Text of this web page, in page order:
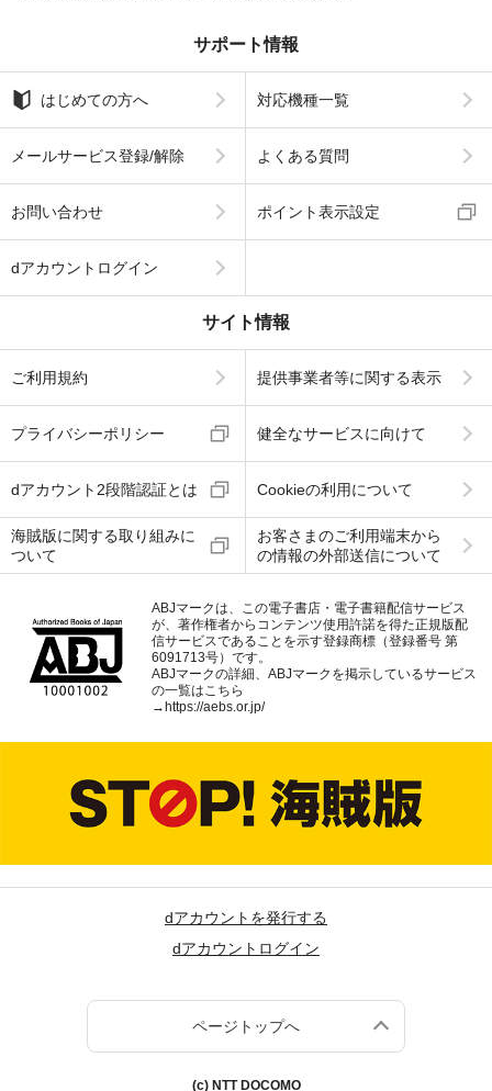
サポート情報
はじめての方へ 対応機種一覧
メールサービス登録/解除 よくある質問
お問い合わせ ポイント表示設定
dアカウントログイン
サイト情報
ご利用規約 提供事業者等に関する表示
プライバシーポリシー 健全なサービスに向けて
dアカウント2段階認証とは Cookieの利用について
海賊版に関する取り組みに
ついて
お客さまのご利用端末から
の情報の外部送信について
ABJマークは、この電子書店・電子書籍配信サービス
が、著作権者からコンテンツ使用許諾を得た正規版配
信サービスであることを示す登録商標（登録番号 第
6091713号）です。
ABJマークの詳細、ABJマークを掲示しているサービス
の一覧はこちら
→https://aebs.or.jp/
dアカウントを発行する
dアカウントログイン
ページトップへ
(c) NTT DOCOMO